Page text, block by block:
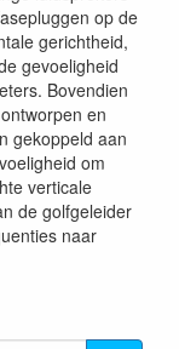
op de
gerichtheid,
gevoeligheid
Bovendien
en
gekoppeld aan
om
verticale
de golfgeleider
naar